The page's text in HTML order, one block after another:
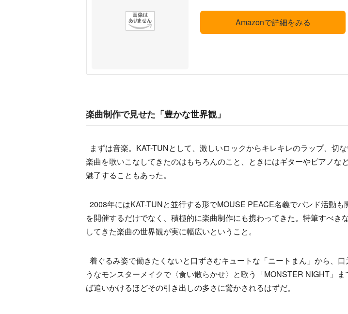
Amazonで詳細をみる
楽曲制作で見せた「豊かな世界観」
まずは音楽。KAT-TUNとして、激しいロックからキレキレのラップ、切
楽曲を歌いこなしてきたのはもちろんのこと、ときにはギターやピアノな
魅了することもあった。
2008年にはKAT-TUNと並行する形でMOUSE PEACE名義でバンド活動も
を開催するだけでなく、積極的に楽曲制作にも携わってきた。特筆すべき
してきた楽曲の世界観が実に幅広いということ。
着ぐるみ姿で働きたくないと口ずさむキュートな「ニートまん」から、
うなモンスターメイクで〈食い散らかせ〉と歌う「MONSTER NIGHT」
ば追いかけるほどその引き出しの多さに驚かされるはずだ。